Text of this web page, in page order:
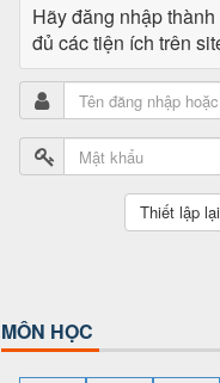
Hãy đăng nhập
đủ các tiện ích trên
MÔN HỌC